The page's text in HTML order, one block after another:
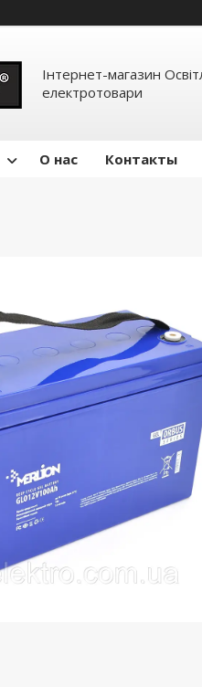
Інтернет-магазин
електротовари
О нас Контакты